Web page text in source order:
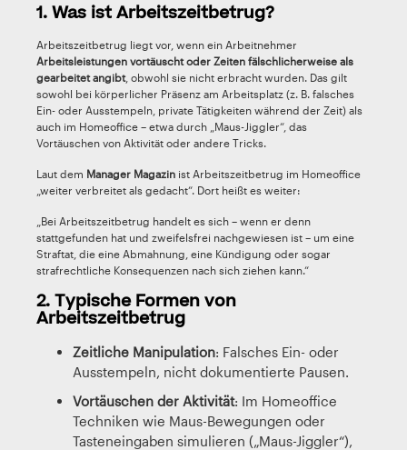
1. Was ist Arbeitszeitbetrug?
Arbeitszeitbetrug liegt vor, wenn ein Arbeitnehmer
Arbeitsleistungen vortäuscht oder Zeiten fälschlicherweise als
gearbeitet angibt, obwohl sie nicht erbracht wurden. Das gilt
sowohl bei körperlicher Präsenz am Arbeitsplatz (z. B. falsches
Ein- oder Ausstempeln, private Tätigkeiten während der Zeit) als
auch im Homeoffice – etwa durch „Maus-Jiggler“, das
Vortäuschen von Aktivität oder andere Tricks.
Laut dem Manager Magazin ist Arbeitszeitbetrug im Homeoffice
„weiter verbreitet als gedacht“. Dort heißt es weiter:
„Bei Arbeitszeitbetrug handelt es sich – wenn er denn
stattgefunden hat und zweifelsfrei nachgewiesen ist – um eine
Straftat, die eine Abmahnung, eine Kündigung oder sogar
strafrechtliche Konsequenzen nach sich ziehen kann.“
2. Typische Formen von
Arbeitszeitbetrug
Zeitliche Manipulation: Falsches Ein- oder
Ausstempeln, nicht dokumentierte Pausen.
Vortäuschen der Aktivität: Im Homeoffice
Techniken wie Maus-Bewegungen oder
Tasteneingaben simulieren („Maus-Jiggler“),